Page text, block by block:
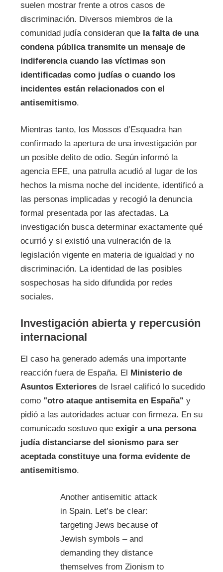
suelen mostrar frente a otros casos de
discriminación. Diversos miembros de la
comunidad judía consideran que la falta de una
condena pública transmite un mensaje de
indiferencia cuando las víctimas son
identificadas como judías o cuando los
incidentes están relacionados con el
antisemitismo.
Mientras tanto, los Mossos d’Esquadra han
confirmado la apertura de una investigación por
un posible delito de odio. Según informó la
agencia EFE, una patrulla acudió al lugar de los
hechos la misma noche del incidente, identificó a
las personas implicadas y recogió la denuncia
formal presentada por las afectadas. La
investigación busca determinar exactamente qué
ocurrió y si existió una vulneración de la
legislación vigente en materia de igualdad y no
discriminación. La identidad de las posibles
sospechosas ha sido difundida por redes
sociales.
Investigación abierta y repercusión
internacional
El caso ha generado además una importante
reacción fuera de España. El
Ministerio de
Asuntos Exterioresde Israel calificó lo sucedido
como "otro ataque antisemita en España" y
pidió a las autoridades actuar con firmeza. En su
comunicado sostuvo que exigir a una persona
judía distanciarse del sionismo para ser
aceptada constituye una forma evidente de
antisemitismo.
Another antisemitic attack
in Spain. Let’s be clear:
targeting Jews because of
Jewish symbols – and
demanding they distance
themselves from Zionism to